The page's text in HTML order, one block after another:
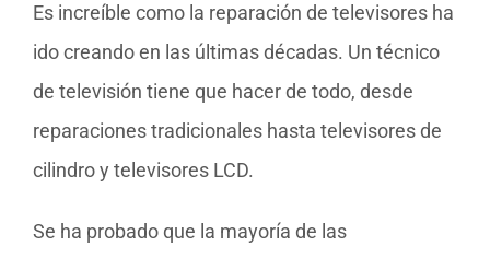
Es increíble como la reparación de televisores ha
ido creando en las últimas décadas. Un técnico
de televisión tiene que hacer de todo, desde
reparaciones tradicionales hasta televisores de
cilindro y televisores LCD.
Se ha probado que la mayoría de las